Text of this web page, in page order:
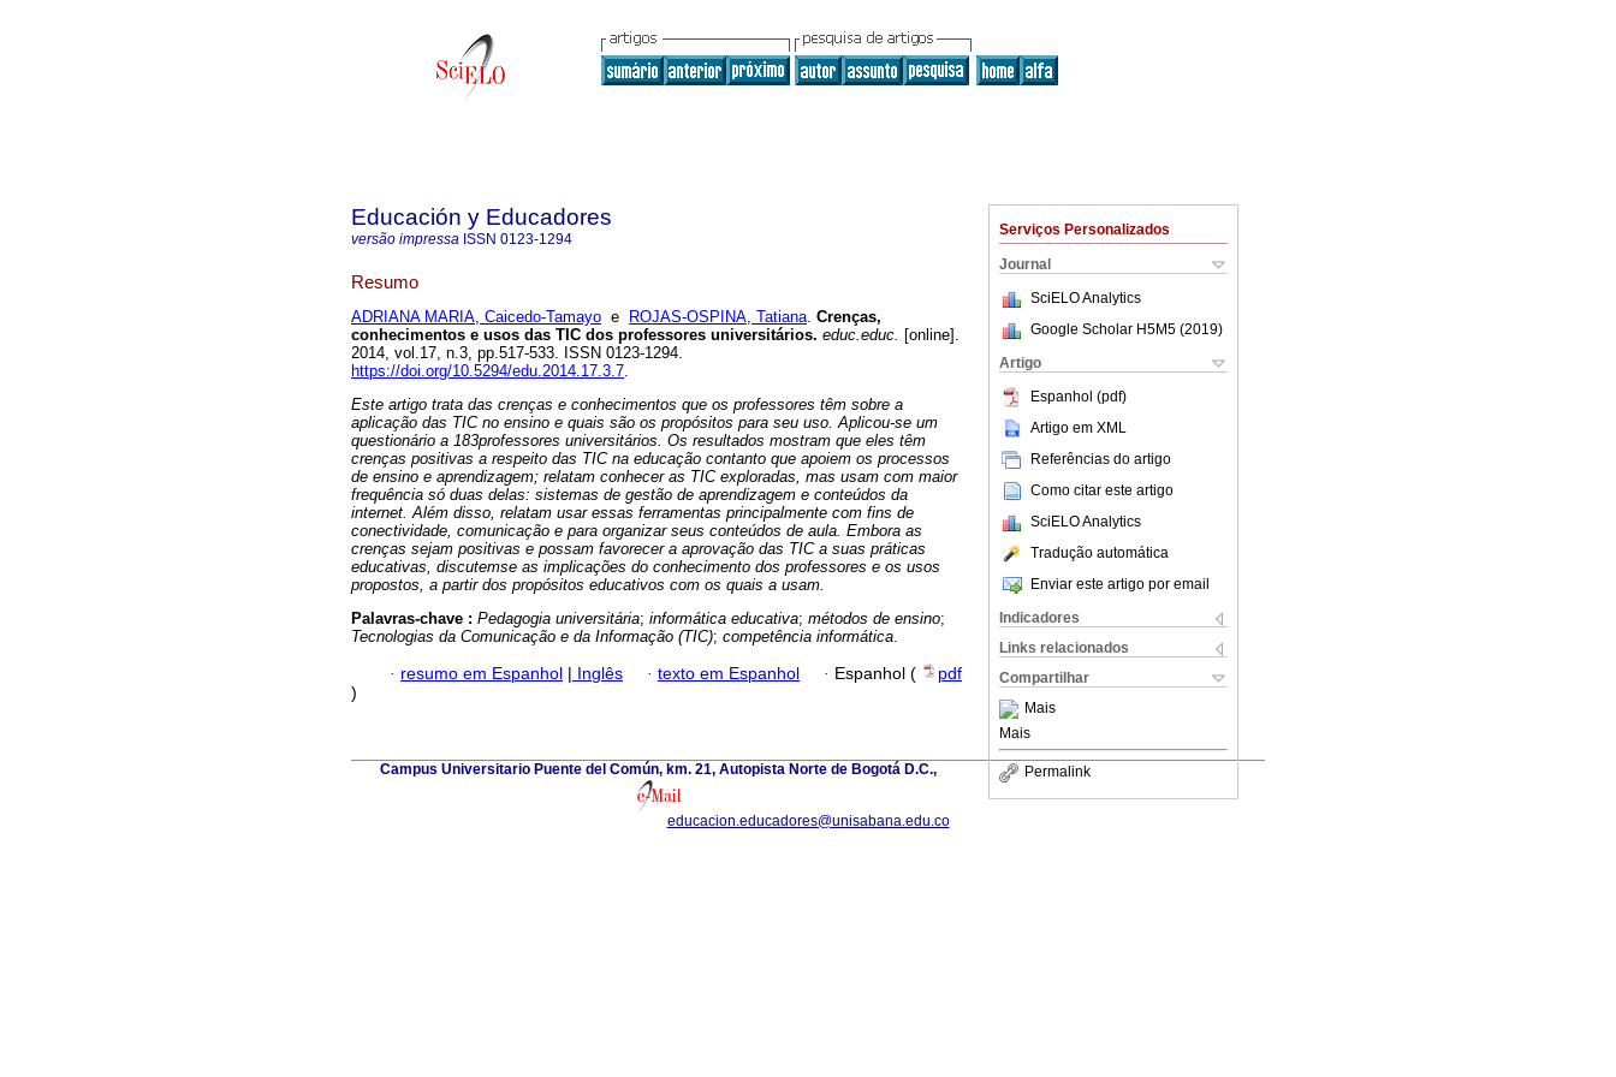
Serviços Personalizados
Journal
SciELO Analytics
Google Scholar H5M5 (2019)
Artigo
Espanhol (pdf)
Artigo em XML
Referências do artigo
Como citar este artigo
SciELO Analytics
Tradução automática
Enviar este artigo por email
Indicadores
Links relacionados
Compartilhar
Mais
Mais
Permalink
Educación y Educadores
versão impressa ISSN 0123-1294
Resumo
ADRIANA MARIA, Caicedo-Tamayo e ROJAS-OSPINA, Tatiana. Crenças,
conhecimentos e usos das TIC dos professores universitários. educ.educ. [online].
2014, vol.17, n.3, pp.517-533. ISSN 0123-1294.
https://doi.org/10.5294/edu.2014.17.3.7.
Este artigo trata das crenças e conhecimentos que os professores têm sobre a
aplicação das TIC no ensino e quais são os propósitos para seu uso. Aplicou-se um
questionário a 183professores universitários. Os resultados mostram que eles têm
crenças positivas a respeito das TIC na educação contanto que apoiem os processos
de ensino e aprendizagem; relatam conhecer as TIC exploradas, mas usam com maior
frequência só duas delas: sistemas de gestão de aprendizagem e conteúdos da
internet. Além disso, relatam usar essas ferramentas principalmente com fins de
conectividade, comunicação e para organizar seus conteúdos de aula. Embora as
crenças sejam positivas e possam favorecer a aprovação das TIC a suas práticas
educativas, discutemse as implicações do conhecimento dos professores e os usos
propostos, a partir dos propósitos educativos com os quais a usam.
Palavras-chave : Pedagogia universitária; informática educativa; métodos de ensino;
Tecnologias da Comunicação e da Informação (TIC); competência informática.
· resumo em Espanhol | Inglês · texto em Espanhol · Espanhol (
pdf
)
Campus Universitario Puente del Común, km. 21, Autopista Norte de Bogotá D.C.,
educacion.educadores@unisabana.edu.co